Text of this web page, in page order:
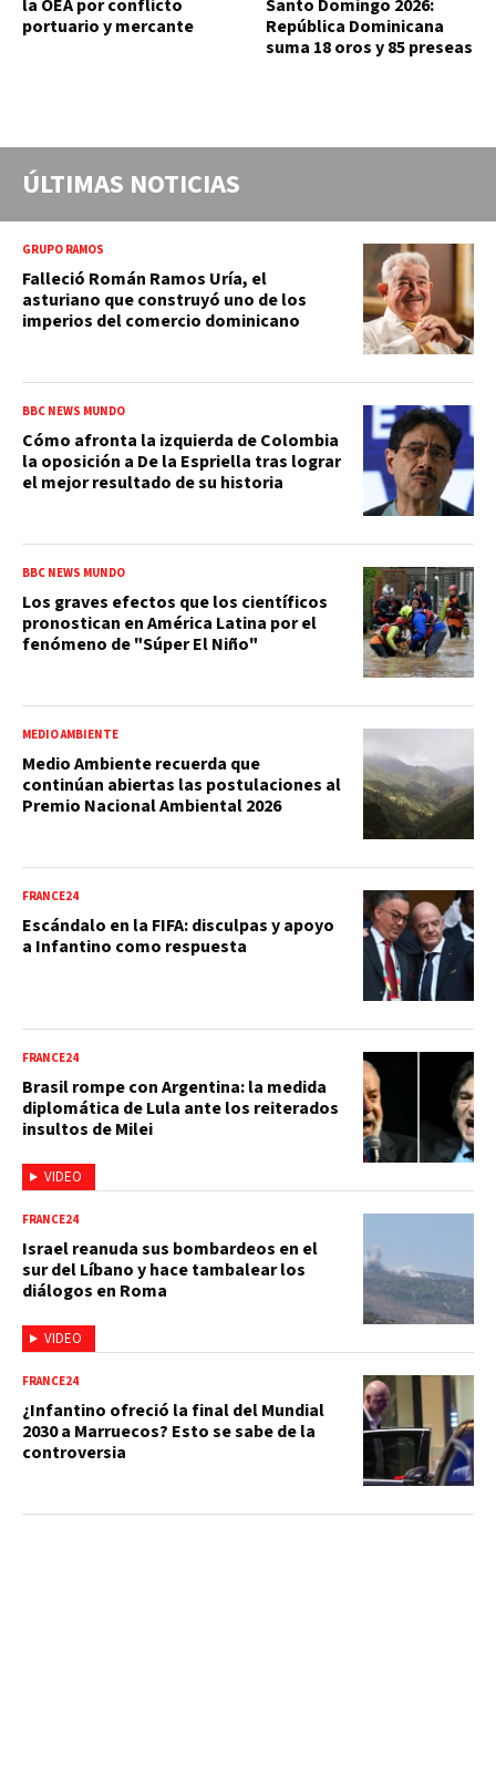
la OEA por conflicto
portuario y mercante
Santo Domingo 2026:
República Dominicana
suma 18 oros y 85 preseas
ÚLTIMAS NOTICIAS
GRUPO RAMOS
Falleció Román Ramos Uría, el
asturiano que construyó uno de los
imperios del comercio dominicano
BBC NEWS MUNDO
Cómo afronta la izquierda de Colombia
la oposición a De la Espriella tras lograr
el mejor resultado de su historia
BBC NEWS MUNDO
Los graves efectos que los científicos
pronostican en América Latina por el
fenómeno de "Súper El Niño"
MEDIO AMBIENTE
Medio Ambiente recuerda que
continúan abiertas las postulaciones al
Premio Nacional Ambiental 2026
FRANCE24
Escándalo en la FIFA: disculpas y apoyo
a Infantino como respuesta
VIDEO
FRANCE24
Brasil rompe con Argentina: la medida
diplomática de Lula ante los reiterados
insultos de Milei
VIDEO
FRANCE24
Israel reanuda sus bombardeos en el
sur del Líbano y hace tambalear los
diálogos en Roma
FRANCE24
¿Infantino ofreció la final del Mundial
2030 a Marruecos? Esto se sabe de la
controversia